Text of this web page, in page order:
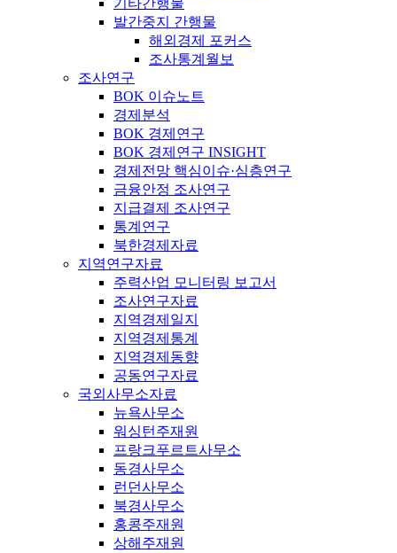
기타간행물
발간중지 간행물
해외경제 포커스
조사통계월보
조사연구
BOK 이슈노트
경제분석
BOK 경제연구
BOK 경제연구 INSIGHT
경제전망 핵심이슈·심층연구
금융안정 조사연구
지급결제 조사연구
통계연구
북한경제자료
지역연구자료
주력산업 모니터링 보고서
조사연구자료
지역경제일지
지역경제통계
지역경제동향
공동연구자료
국외사무소자료
뉴욕사무소
워싱턴주재원
프랑크푸르트사무소
동경사무소
런던사무소
북경사무소
홍콩주재원
상해주재원